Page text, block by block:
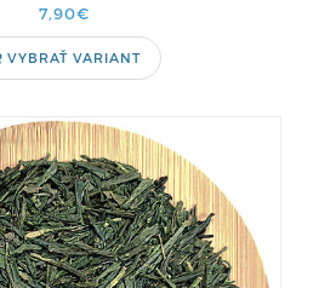
7,90€
VYBRAŤ VARIANT